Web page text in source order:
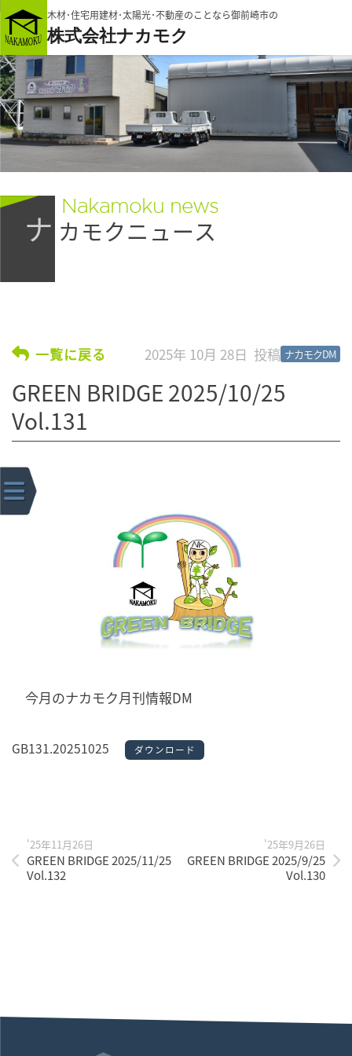
木材･住宅用建材･太陽光･不動産のことなら御前崎市の
株式会社ナカモク
Nakamoku news
ナ カモクニュース
一覧に戻る 2025年 10月 28日 ナカモクDM
GREEN BRIDGE 2025/10/25
Vol.131
今月のナカモク月刊情報DM
GB131.20251025 ダウンロード
'25年11月26日
GREEN BRIDGE 2025/11/25
Vol.132
'25年9月26日
GREEN BRIDGE 2025/9/25
Vol.130